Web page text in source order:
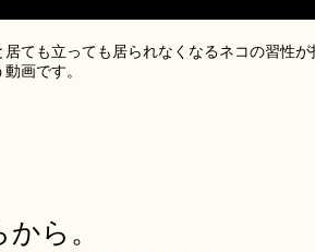
ても立っても居られなくなるネコの習性
画です。
ら。